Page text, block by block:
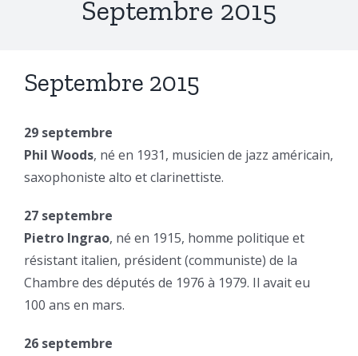
Septembre 2015
Septembre 2015
29 septembre
Phil Woods, né en 1931, musicien de jazz américain,
saxophoniste alto et clarinettiste.
27 septembre
Pietro Ingrao, né en 1915, homme politique et
résistant italien, président (communiste) de la
Chambre des députés de 1976 à 1979. Il avait eu
100 ans en mars.
26 septembre